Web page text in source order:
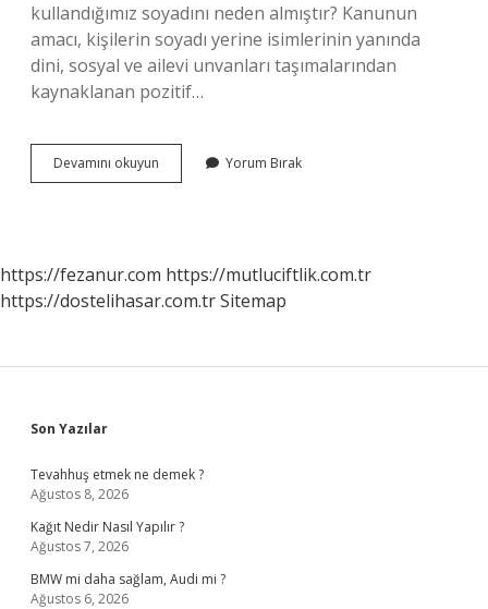
kullandığımız soyadını neden almıştır? Kanunun
amacı, kişilerin soyadı yerine isimlerinin yanında
dini, sosyal ve ailevi unvanları taşımalarından
kaynaklanan pozitif…
Devamını okuyun
Isimler
Yorum Bırak
https://fezanur.com https://mutluciftlik.com.tr
https://dostelihasar.com.trSitemap
Sidebar
Son Yazılar
Tevahhuş etmek ne demek ?
Ağustos 8, 2026
Kağıt Nedir Nasıl Yapılır ?
Ağustos 7, 2026
BMW mi daha sağlam, Audi mi ?
Ağustos 6, 2026